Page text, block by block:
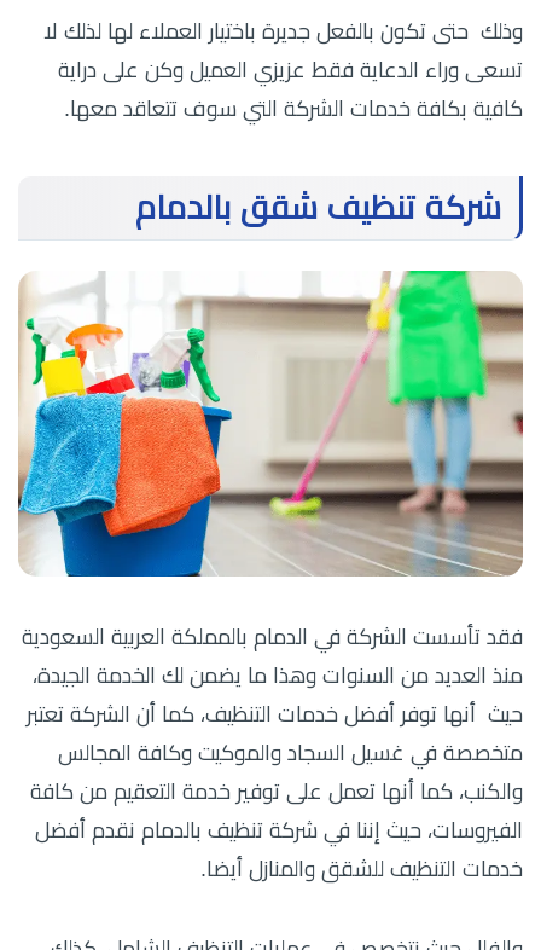
وذلك حتى تكون بالفعل جديرة باختيار العملاء لها لذلك لا
تسعى وراء الدعاية فقط عزيزي العميل وكن على دراية
كافية بكافة خدمات الشركة التي سوف تتعاقد معها.
شركة تنظيف شقق بالدمام
فقد تأسست الشركة في الدمام بالمملكة العربية السعودية
منذ العديد من السنوات وهذا ما يضمن لك الخدمة الجيدة،
حيث أنها توفر أفضل خدمات التنظيف، كما أن الشركة تعتبر
متخصصة في غسيل السجاد والموكيت وكافة المجالس
والكنب، كما أنها تعمل على توفير خدمة التعقيم من كافة
الفيروسات، حيث إننا في شركة تنظيف بالدمام نقدم أفضل
خدمات التنظيف للشقق والمنازل أيضا.